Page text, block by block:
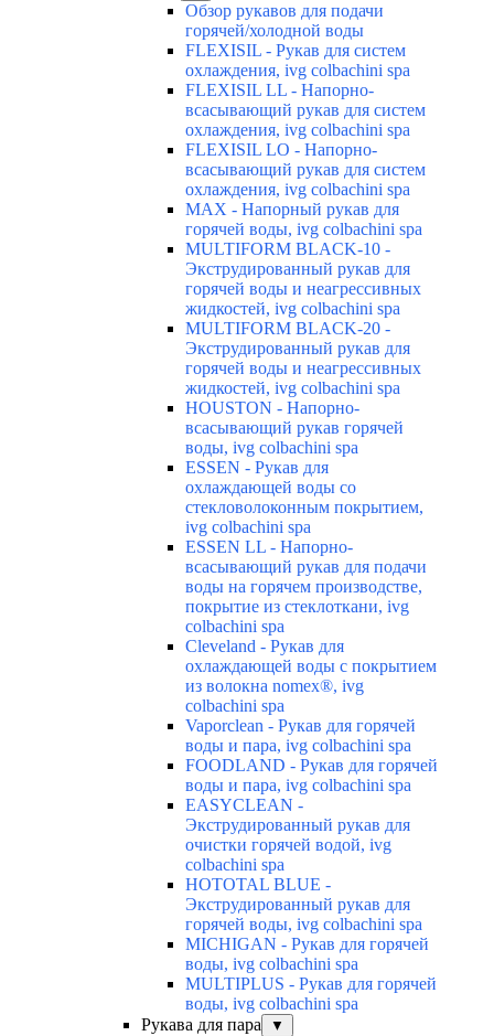
Обзор рукавов для подачи
горячей/холодной воды
FLEXISIL - Рукав для систем
охлаждения, ivg colbachini spa
FLEXISIL LL - Напорно-
всасывающий рукав для систем
охлаждения, ivg colbachini spa
FLEXISIL LO - Напорно-
всасывающий рукав для систем
охлаждения, ivg colbachini spa
MAX - Напорный рукав для
горячей воды, ivg colbachini spa
MULTIFORM BLACK-10 -
Экструдированный рукав для
горячей воды и неагрессивных
жидкостей, ivg colbachini spa
MULTIFORM BLACK-20 -
Экструдированный рукав для
горячей воды и неагрессивных
жидкостей, ivg colbachini spa
HOUSTON - Напорно-
всасывающий рукав горячей
воды, ivg colbachini spa
ESSEN - Рукав для
охлаждающей воды со
стекловолоконным покрытием,
ivg colbachini spa
ESSEN LL - Напорно-
всасывающий рукав для подачи
воды на горячем производстве,
покрытие из стеклоткани, ivg
colbachini spa
Cleveland - Рукав для
охлаждающей воды с покрытием
из волокна nomex®, ivg
colbachini spa
Vaporclean - Рукав для горячей
воды и пара, ivg colbachini spa
FOODLAND - Рукав для горячей
воды и пара, ivg colbachini spa
EASYCLEAN -
Экструдированный рукав для
очистки горячей водой, ivg
colbachini spa
HOTOTAL BLUE -
Экструдированный рукав для
горячей воды, ivg colbachini spa
MICHIGAN - Рукав для горячей
воды, ivg colbachini spa
MULTIPLUS - Рукав для горячей
воды, ivg colbachini spa
Рукава для пара
▼